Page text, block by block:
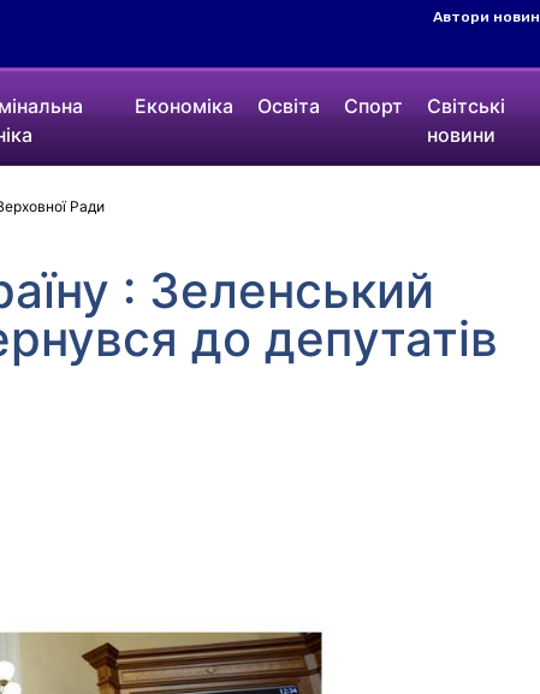
Автори новин
Економіка Освіта Спорт
Світські
новини
Ради
: Зеленський
до депутатів